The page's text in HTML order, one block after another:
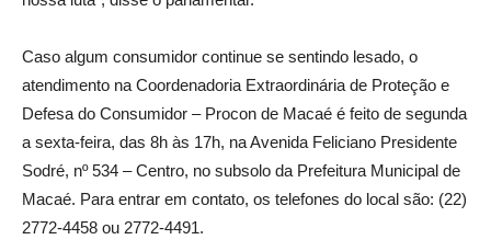
Caso algum consumidor continue se sentindo lesado, o
atendimento na Coordenadoria Extraordinária de Proteção e
Defesa do Consumidor – Procon de Macaé é feito de segunda
a sexta-feira, das 8h às 17h, na Avenida Feliciano Presidente
Sodré, nº 534 – Centro, no subsolo da Prefeitura Municipal de
Macaé. Para entrar em contato, os telefones do local são: (22)
2772-4458 ou 2772-4491.